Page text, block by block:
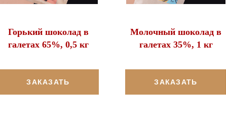
Горький шоколад в
галетах 65%, 0,5 кг
ЗАКАЗАТЬ
Молочный шоколад в
галетах 35%, 1 кг
ЗАКАЗАТЬ